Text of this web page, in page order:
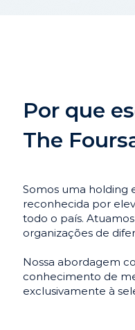
Por que
The
Somos uma holding
reconhecida por
todo o país.
organizações de
Nossa abordagem
conhecimento de
exclusivamente à